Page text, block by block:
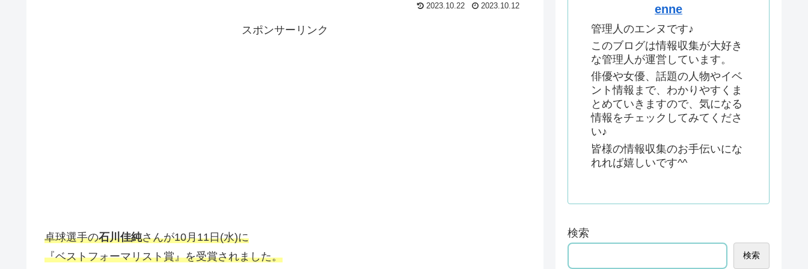
2023.10.22 2023.10.12
スポンサーリンク
卓球選手の石川佳純さんが10月11日(水)に
『ベストフォーマリスト賞』を受賞されました。
enne
管理人のエンヌです♪
このブログは情報収集が大好き
な管理人が運営しています。
俳優や女優、話題の人物やイベ
ント情報まで、わかりやすくま
とめていきますので、気になる
情報をチェックしてみてくださ
い♪
皆様の情報収集のお手伝いにな
れれば嬉しいです^^
検索
検索